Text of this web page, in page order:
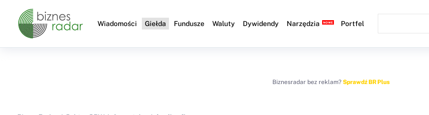
Wiadomości Giełda Fundusze Waluty Dywidendy Narzędzia Portfel
Biznesradar bez reklam? Sprawdź BR Plus